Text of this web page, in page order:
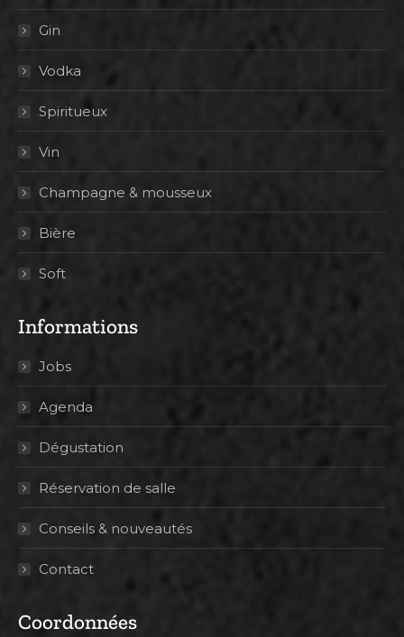
Gin
Vodka
Spiritueux
Vin
Champagne & mousseux
Bière
Soft
Informations
Jobs
Agenda
Dégustation
Réservation de salle
Conseils & nouveautés
Contact
Coordonnées